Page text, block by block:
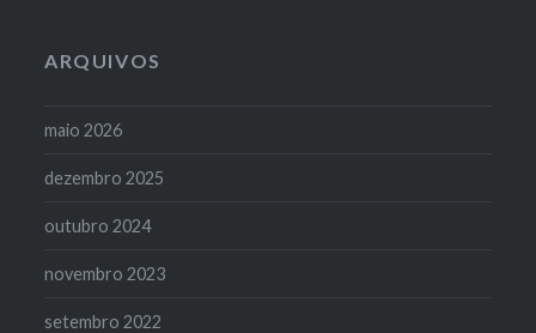
ARQUIVOS
maio 2026
dezembro 2025
outubro 2024
novembro 2023
setembro 2022